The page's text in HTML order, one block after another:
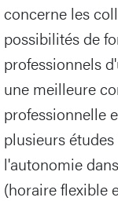
concerne les
possibilités de
professionnels
une meilleure
professionnelle
plusieurs
l'autonomie
(horaire flexible